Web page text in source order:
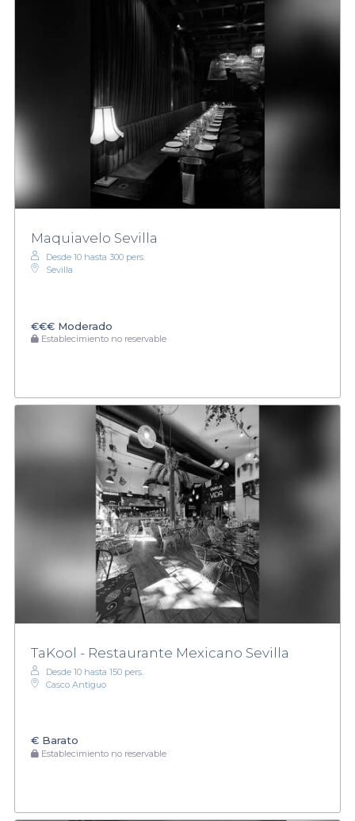
Maquiavelo Sevilla
Desde 10 hasta 300 pers.
Sevilla
€€€ Moderado
Establecimiento no reservable
TaKool - Restaurante Mexicano Sevilla
Desde 10 hasta 150 pers.
Casco Antiguo
€ Barato
Establecimiento no reservable